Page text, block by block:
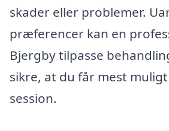
skader eller problemer.
præferencer kan en
Bjergby tilpasse
sikre, at du får mest
session.